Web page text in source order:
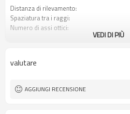
Distanza di rilevamento:
Spaziatura tra i raggi:
Numero di assi ottici:
Spina di interfaccia
Certificazione:
VEDI DI PIÙ
valutare
AGGIUNGI RECENSIONE